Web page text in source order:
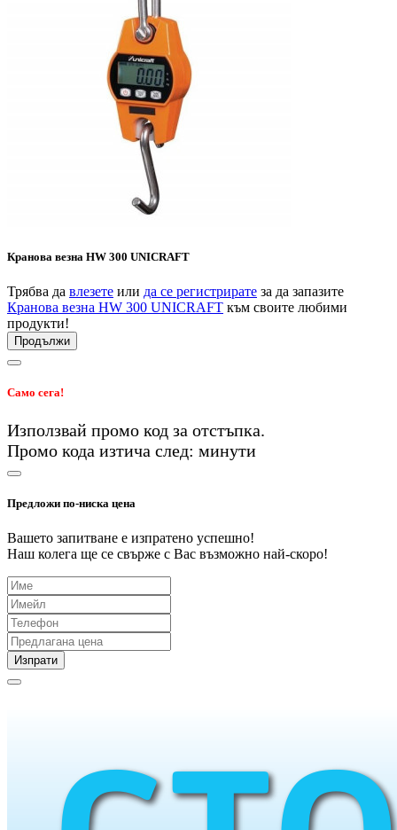
Кранова везна HW 300 UNICRAFT
Трябва да влезете или да се регистрирате за да запазите
Кранова везна HW 300 UNICRAFT към своите любими
продукти!
Продължи
Само сега!
Използвай промо код за отстъпка.
Промо кода изтича след: минути
Предложи по-ниска цена
Вашето запитване е изпратено успешно!
Наш колега ще се свърже с Вас възможно най-скоро!
Изпрати